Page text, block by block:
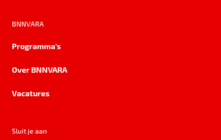
BNNVARA
Programma's
Over BNNVARA
Vacatures
Sluit je aan